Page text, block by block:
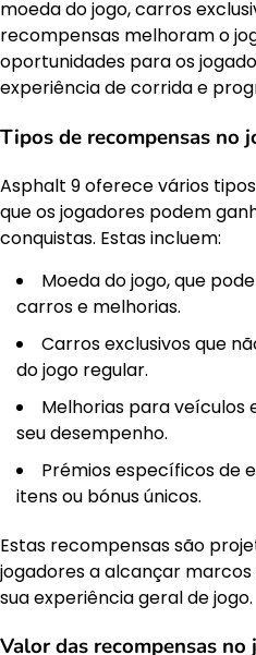
moeda do jogo, carros
recompensas melhoram o
oportunidades para os
experiência de corrida e
Tipos de recompensas no
Asphalt 9 oferece vários
que os jogadores podem
conquistas. Estas incluem:
Moeda do jogo, que
carros e melhorias.
Carros exclusivos que
do jogo regular.
Melhorias para veículos
seu desempenho.
Prémios específicos de
itens ou bónus únicos.
Estas recompensas são
jogadores a alcançar
sua experiência geral de jogo.
Valor das recompensas no